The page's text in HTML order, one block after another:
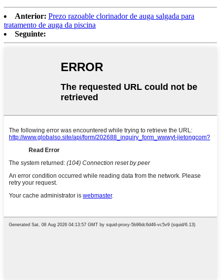
Anterior: Prezo razoable clorinador de auga salgada para
tratamento de auga da piscina
Seguinte: